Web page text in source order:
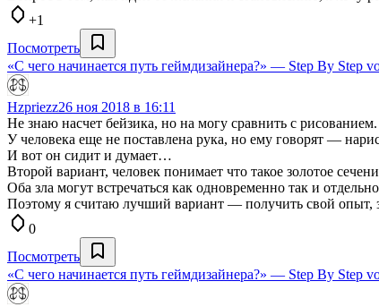
+1
Посмотреть
«С чего начинается путь геймдизайнера?» — Step By Step
Hzpriezz26 ноя 2018 в 16:11
Не знаю насчет бейзика, но на могу сравнить с рисованием.
У человека еще не поставлена рука, но ему говорят —
И вот он сидит и думает…
Второй вариант, человек понимает что такое золотое
Оба зла могут встречаться как одновременно так и
Поэтому я считаю лучший вариант — получить свой опыт,
0
Посмотреть
«С чего начинается путь геймдизайнера?» — Step By Step